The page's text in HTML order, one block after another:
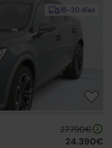
15-20 días
27.790€
24.390€